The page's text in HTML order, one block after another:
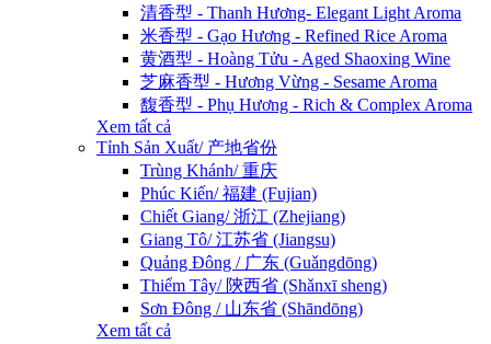
清香型 - Thanh Hương- Elegant Light Aroma
米香型 - Gạo Hương - Refined Rice Aroma
黄酒型 - Hoàng Tửu - Aged Shaoxing Wine
芝麻香型 - Hương Vừng - Sesame Aroma
馥香型 - Phụ Hương - Rich & Complex Aroma
Xem tất cả
Tỉnh Sản Xuất/ 产地省份
Trùng Khánh/ 重庆
Phúc Kiến/ 福建 (Fujian)
Chiết Giang/ 浙江 (Zhejiang)
Giang Tô/ 江苏省 (Jiangsu)
Quảng Đông / 广东 (Guǎngdōng)
Thiểm Tây/ 陝西省 (Shǎnxī sheng)
Sơn Đông / 山东省 (Shāndōng)
Xem tất cả